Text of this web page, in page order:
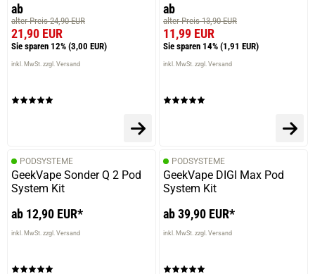
ab
alter Preis 24,90 EUR
21,90 EUR
Sie sparen 12% (3,00 EUR)
inkl. MwSt. zzgl. Versand
ab
alter Preis 13,90 EUR
11,99 EUR
Sie sparen 14% (1,91 EUR)
inkl. MwSt. zzgl. Versand
PODSYSTEME
GeekVape Sonder Q 2 Pod
System Kit
ab 12,90 EUR*
inkl. MwSt. zzgl. Versand
PODSYSTEME
GeekVape DIGI Max Pod
System Kit
ab 39,90 EUR*
inkl. MwSt. zzgl. Versand